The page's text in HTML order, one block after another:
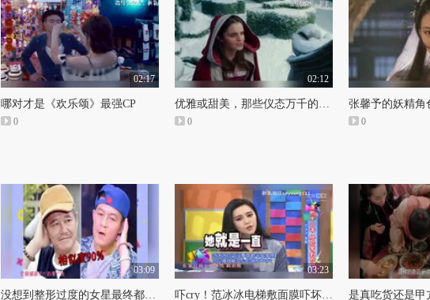
02:17
哪对才是《欢乐颂》最强CP
0
02:12
优雅或甜美，那些仪态万千的公主们
0 0
03:09
没想到整形过度的女星最终都变成了蔡明和赵忠祥
03:23
吓cry！范冰冰电梯敷面膜吓坏吃瓜群众这些随时随地敷面膜的女明星真是醉了！